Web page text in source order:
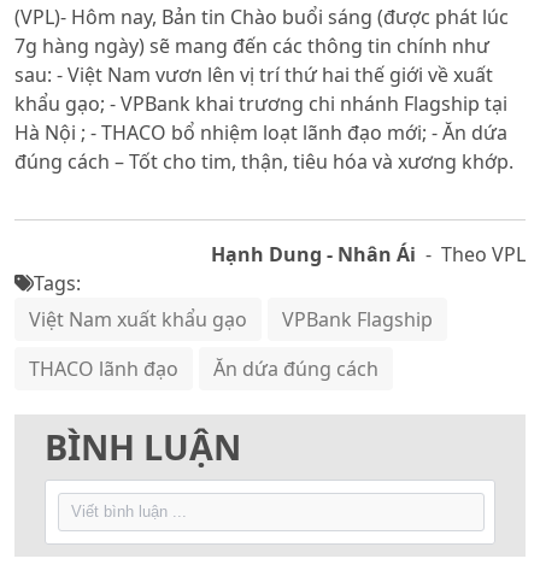
10s
10s
(VPL)- Hôm nay, Bản tin Chào buổi sáng (được phát lúc
7g hàng ngày) sẽ mang đến các thông tin chính như
sau: - Việt Nam vươn lên vị trí thứ hai thế giới về xuất
khẩu gạo; - VPBank khai trương chi nhánh Flagship tại
Hà Nội ; - THACO bổ nhiệm loạt lãnh đạo mới; - Ăn dứa
đúng cách – Tốt cho tim, thận, tiêu hóa và xương khớp.
Hạnh Dung - Nhân Ái - Theo VPL
Tags:
Việt Nam xuất khẩu gạo
VPBank Flagship
THACO lãnh đạo
Ăn dứa đúng cách
BÌNH LUẬN